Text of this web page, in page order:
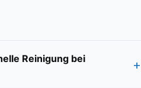
Reinigung bei
+